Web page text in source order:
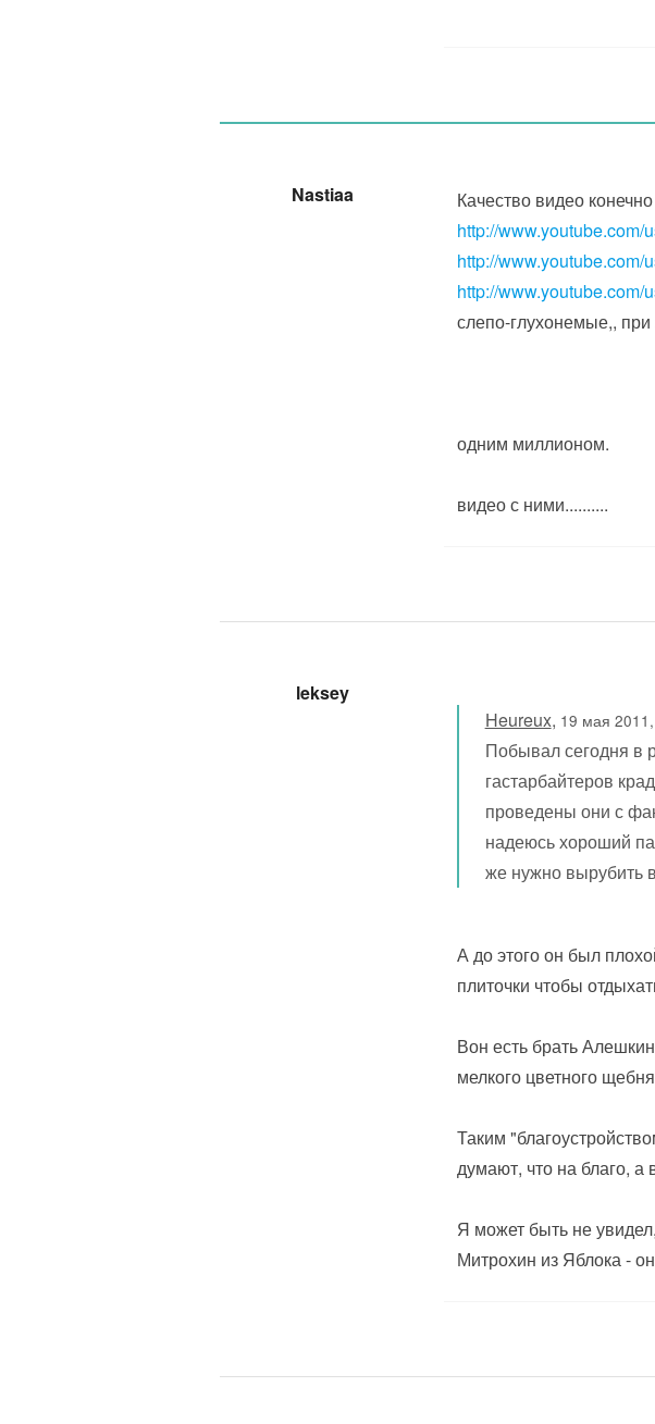
Nastiaa
Качество видео
http://
http://www.youtube.com/
http://www.youtube.com/
слепо-глухонемые,,
одним миллионом.
видео с ними..........
leksey
Heureux, 19 мая
Побывал сегодня в
гастарбайтеров
проведены они с
надеюсь хороший
же нужно вырубить
А до этого он был
плиточки чтобы
Вон есть брать
мелкого цветного
Таким
думают, что на благо, а
Я может быть не
Митрохин из Яблока -